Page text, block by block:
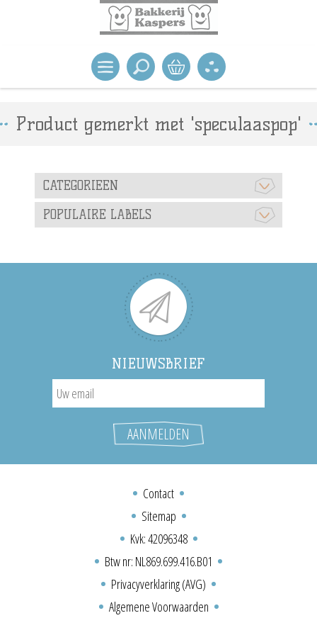
Product gemerkt met 'speculaaspop'
CATEGORIEEN
POPULAIRE LABELS
NIEUWSBRIEF
Contact
Sitemap
Kvk: 42096348
Btw nr: NL869.699.416.B01
Privacyverklaring (AVG)
Algemene Voorwaarden